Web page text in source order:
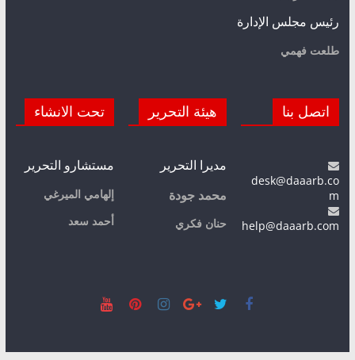
رئيس مجلس الإدارة
طلعت فهمي
اتصل بنا
desk@daaarb.co
m
help@daaarb.com
هيئة التحرير
مديرا التحرير
محمد جودة
حنان فكري
تحت الانشاء
مستشارو التحرير
إلهامي الميرغي
أحمد سعد